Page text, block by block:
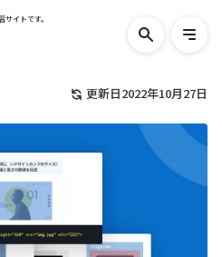
イトです。
検
る ー
開
く
更新日2022年10月27日